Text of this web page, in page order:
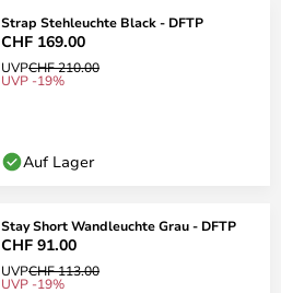
Strap Stehleuchte Black - DFTP
CHF 169.00
UVPCHF 210.00
UVP -19%
Auf Lager
Stay Short Wandleuchte Grau - DFTP
CHF 91.00
UVPCHF 113.00
UVP -19%